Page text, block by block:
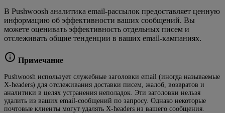
В Pushwoosh аналитика email-рассылок предоставляет ценную
информацию об эффективности ваших сообщений. Вы
можете оценивать эффективность отдельных писем и
отслеживать общие тенденции в ваших email-кампаниях.
Примечание
Pushwoosh использует служебные заголовки email (иногда называемые
X-headers) для отслеживания доставки писем, жалоб, возвратов и
аналитики в целях устранения неполадок. Эти заголовки нельзя
удалить из ваших email-сообщений по запросу. Однако некоторые
почтовые клиенты могут удалять X-headers из вашего сообщения.